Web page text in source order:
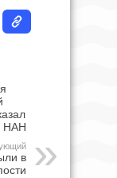
НАН
в